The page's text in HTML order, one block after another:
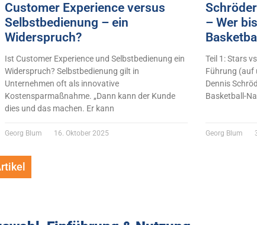
Customer Experience versus
Selbstbedienung – ein
Widerspruch?
Ist Customer Experience und Selbstbedienung ein
Widerspruch? Selbstbedienung gilt in
Unternehmen oft als innovative
Kostensparmaßnahme. „Dann kann der Kunde
dies und das machen. Er kann
Georg Blum 16. Oktober 2025
– Wer
Teil 1: Stars
Führung (auf
Dennis
Basketball-
Georg Blum